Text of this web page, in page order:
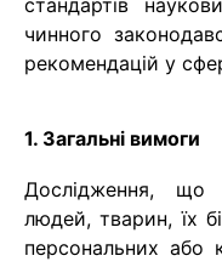
чинного
рекомендацій у
1. Загальні вимоги
Дослідження, що
людей, тварин, їх
персональних або